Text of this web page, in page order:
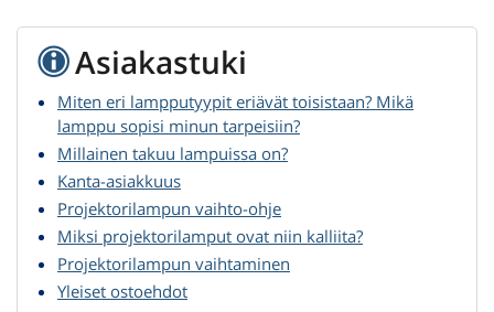
Asiakastuki
Miten eri lampputyypit eriävät toisistaan? Mikä
lamppu sopisi minun tarpeisiin?
Millainen takuu lampuissa on?
Kanta-asiakkuus
Projektorilampun vaihto-ohje
Miksi projektorilamput ovat niin kalliita?
Projektorilampun vaihtaminen
Yleiset ostoehdot